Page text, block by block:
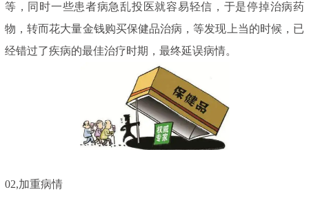
等，同时一些患者病急乱投医就容易轻信，于是停掉治病药
物，转而花大量金钱购买保健品治病，等发现上当的时候，已
经错过了疾病的最佳治疗时期，最终延误病情。
02,加重病情